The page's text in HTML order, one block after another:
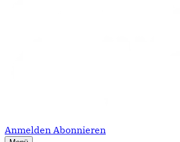
Anmelden Abonnieren